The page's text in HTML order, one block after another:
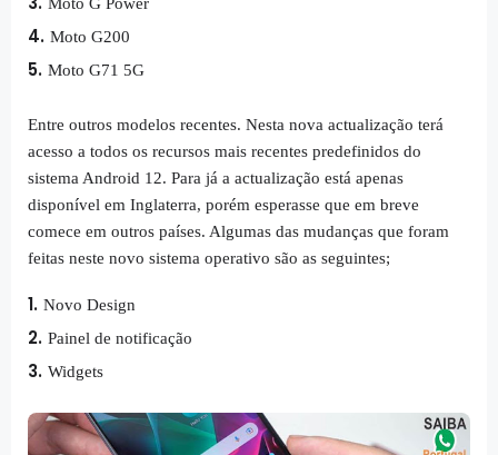
Moto G Power
Moto G200
Moto G71 5G
Entre outros modelos recentes. Nesta nova actualização terá
acesso a todos os recursos mais recentes predefinidos do
sistema Android 12. Para já a actualização está apenas
disponível em Inglaterra, porém esperasse que em breve
comece em outros países. Algumas das mudanças que foram
feitas neste novo sistema operativo são as seguintes;
Novo Design
Painel de notificação
Widgets